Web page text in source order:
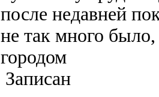
после недавней
не так много было,
городом
Записан